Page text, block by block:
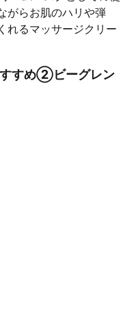
がらお肌のハリや弾
れるマッサージクリー
すすめ②ビーグレン